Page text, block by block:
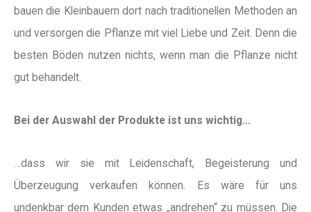
bauen die Kleinbauern dort nach traditionellen Methoden an
und versorgen die Pflanze mit viel Liebe und Zeit. Denn die
besten Böden nutzen nichts, wenn man die Pflanze nicht
gut behandelt.
Bei der Auswahl der Produkte ist uns wichtig…
…dass wir sie mit Leidenschaft, Begeisterung und
Überzeugung verkaufen können. Es wäre für uns
undenkbar dem Kunden etwas „andrehen“ zu müssen. Die